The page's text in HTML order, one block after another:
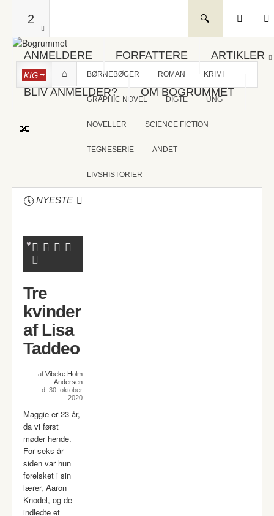
2
ANMELDERE FORFATTERE ARTIKLER
BLIV ANMELDER? OM BOGRUMMET
KIG BØRNEBØGER ROMAN KRIMI
GRAPHIC NOVEL DIGTE UNG
NOVELLER SCIENCE FICTION
TEGNESERIE ANDET
LIVSHISTORIER
NYESTE
Tre
kvinder
af Lisa
Taddeo
af Vibeke Holm
Andersen
d. 30. oktober
2020
Maggie er 23 år,
da vi først
møder hende.
For seks år
siden var hun
forelsket i sin
lærer, Aaron
Knodel, og de
indledte et